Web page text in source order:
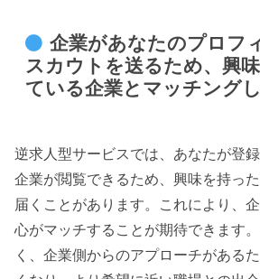
企業があなたのプロフ
スカウトを送るため、興
ている企業とマッチング
逆求人型サービスでは、あなたが登
企業が閲覧できるため、興味を持っ
届くことがあります。これにより、
心がマッチすることが期待できます
く、企業側からのアプローチがある